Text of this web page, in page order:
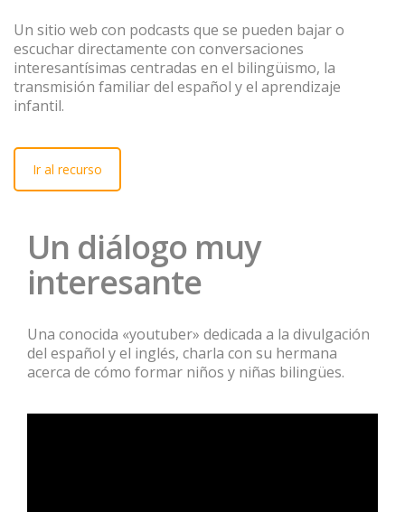
Un sitio web con podcasts que se pueden bajar o
escuchar directamente con conversaciones
interesantísimas centradas en el bilingüismo, la
transmisión familiar del español y el aprendizaje
infantil.
Ir al recurso
Un diálogo muy
interesante
Una conocida «youtuber» dedicada a la divulgación
del español y el inglés, charla con su hermana
acerca de cómo formar niños y niñas bilingües.